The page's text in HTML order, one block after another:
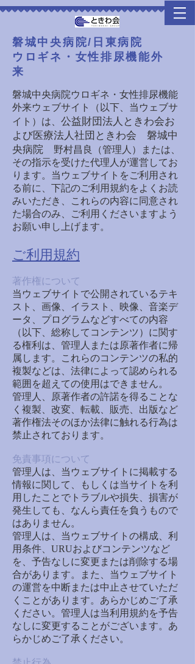
​磐城中央病院/日東病院
​ウロギネ・女性排尿機能外
来
磐城中央病院ウロギネ・女性排尿機能
外来ウェブサイト（以下、当ウェブサ
イト）は、 公益財団法人ときわ会お
よび医療法人社団ときわ会 磐城中
央病院
野村昌良（管理人）または、
その指示を受けた代理人が運営してお
ります。当ウェブサイトをご利用され
る前に、下記のご利用規約をよくお読
みいただき、これらの内容に同意され
た場合のみ、ご利用くださいますよう
お願い申し上げます。
ご利用規約
著作権について
当ウェブサイトで公開されているテキ
スト、画像、イラスト、映像、音楽デ
ータ、プログラムなどすべての内容
（以下、総称してコンテンツ）に関す
る権利は、管理人または原著作者に帰
属します。これらのコンテンツの私的
複製などは、法律によって認められる
範囲を超えての使用はできません。
管理人、原著作者の許諾を得ることな
く複製、改変、転載、販売、出版など
著作権法そのほか法律に触れる行為は
禁止されております。
免責事項について
管理人は、当ウェブサイトに掲載する
情報に関して、もしくは当サイトを利
用したことでトラブルや損失、損害が
発生しても、なんら責任を負うもので
はありません。
管理人は、当ウェブサイトの構成、利
用条件、URUおよびコンテンツなど
を、予告なしに変更または削除する場
合があります。また、当ウェブサイト
の運営を中断または中止させていただ
くことがあります。あらかじめご了承
ください。管理人は当利用規約を予告
なしに変更することがございます。あ
らかじめご了承ください。